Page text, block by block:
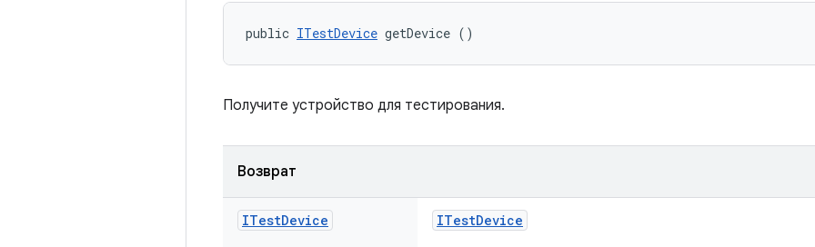
public ITestDevice getDevice ()
Получите устройство для тестирования.
Возврат
ITestDevice ITestDevice